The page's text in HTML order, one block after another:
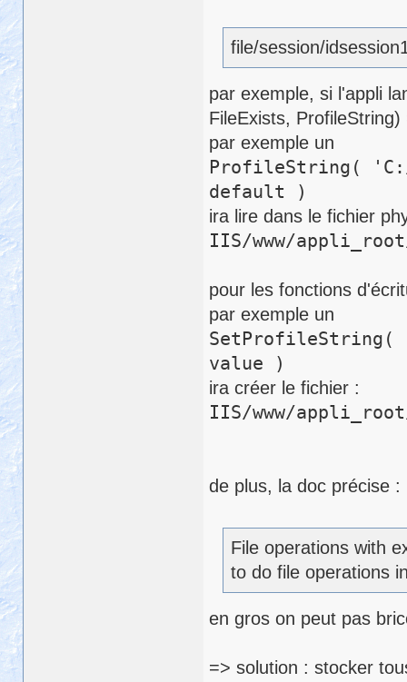
file/session/
par exemple, si l'appli
FileExists,
par exemple un
ProfileString(
default )
ira lire dans le fichier
IIS/www/
pour les fonctions
par exemple un
value )
ira créer le fichier :
IIS/www/
de plus, la doc précise :
File operations with
to do file operations
en gros on peut pas
=> solution : stocker